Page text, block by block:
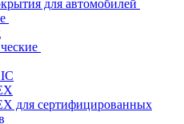
для автомобилей
для сертифицированных